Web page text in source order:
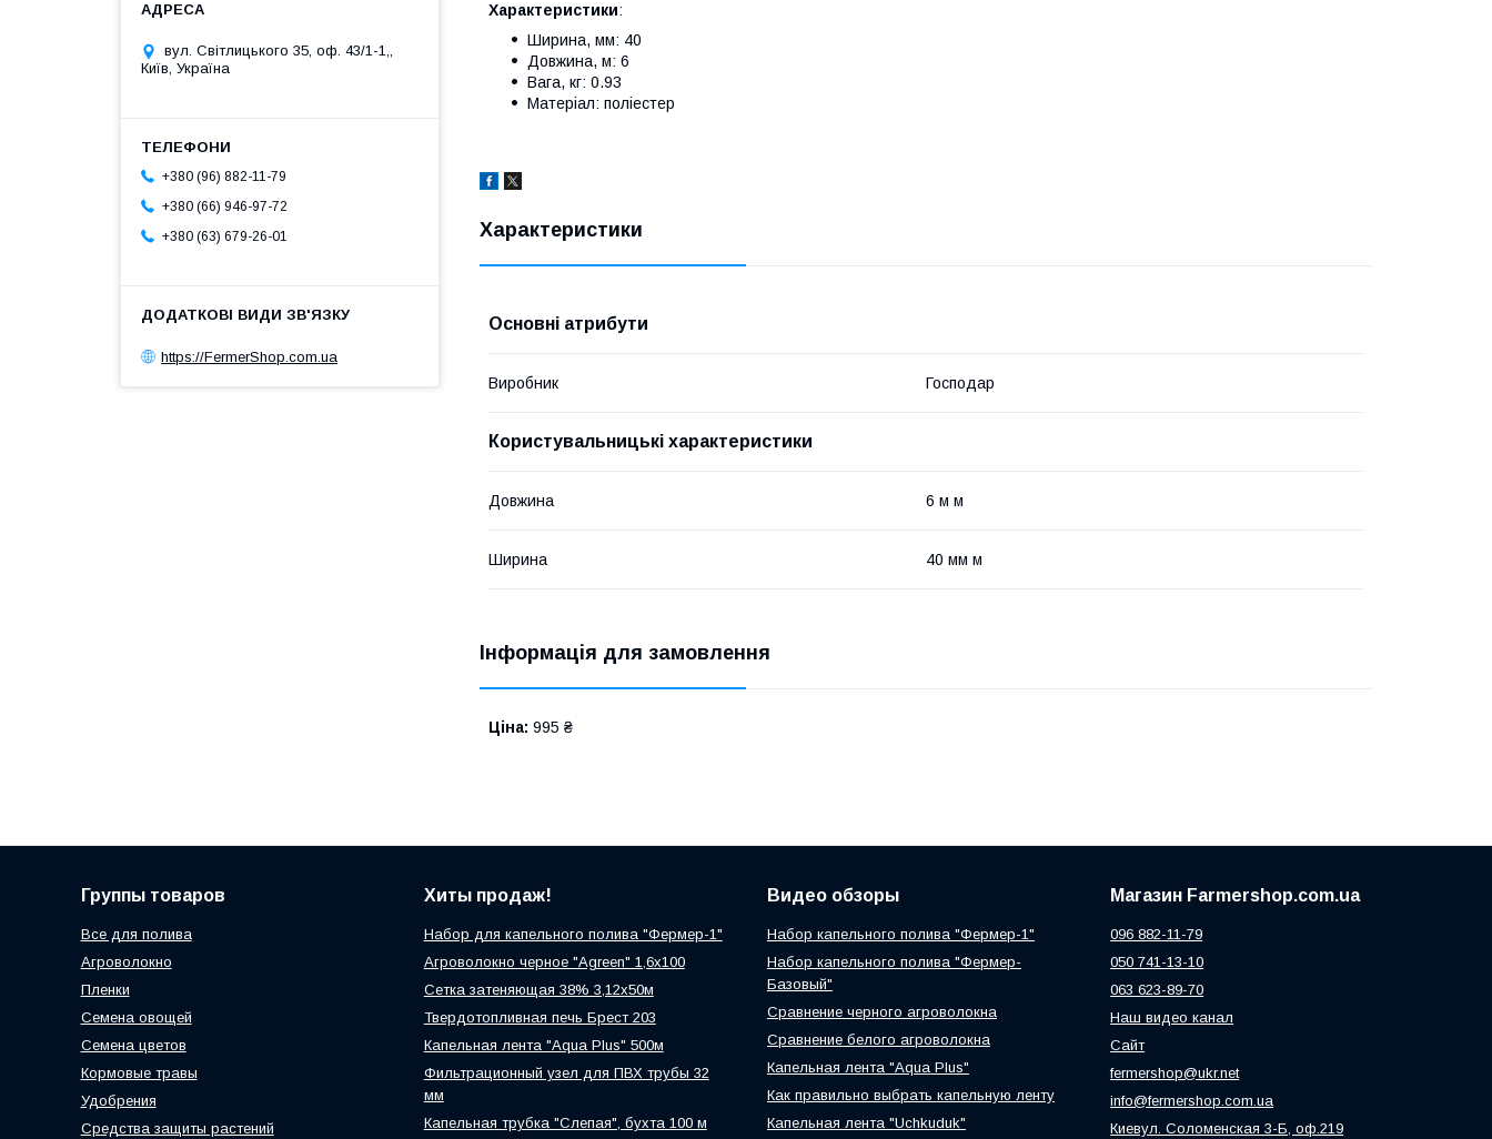
Характеристики:
Ширина, мм: 40
Довжина, м: 6
Вага, кг: 0.93
Матеріал: поліестер
Характеристики
Основні атрибути
Виробник Господар
Користувальницькі характеристики
Довжина 6 м м
Ширина 40 мм м
Інформація для замовлення
Ціна: 995 ₴
вул. Світлицького 35, оф. 43/1-1,,
Київ, Україна
+380 (96) 882-11-79
+380 (66) 946-97-72
+380 (63) 679-26-01
https://FermerShop.com.ua
Группы товаров
Все для полива
Агроволокно
Пленки
Семена овощей
Семена цветов
Кормовые травы
Удобрения
Средства защиты растений
Хиты продаж!
Набор для капельного полива "Фермер-1"
Агроволокно черное "Agreen" 1,6х100
Сетка затеняющая 38% 3,12х50м
Твердотопливная печь Брест 203
Капельная лента "Aqua Plus" 500м
Фильтрационный узел для ПВХ трубы 32
мм
Капельная трубка "Слепая", бухта 100 м
Видео обзоры
Набор капельного полива "Фермер-1"
Набор капельного полива "Фермер-
Базовый"
Сравнение черного агроволокна
Сравнение белого агроволокна
Капельная лента "Aqua Plus"
Как правильно выбрать капельную ленту
Капельная лента "Uchkuduk"
Магазин Farmershop.com.ua
096 882-11-79
050 741-13-10
063 623-89-70
Наш видео канал
Сайт
fermershop@ukr.net
info@fermershop.com.ua
Киевул. Соломенская 3-Б, оф.219